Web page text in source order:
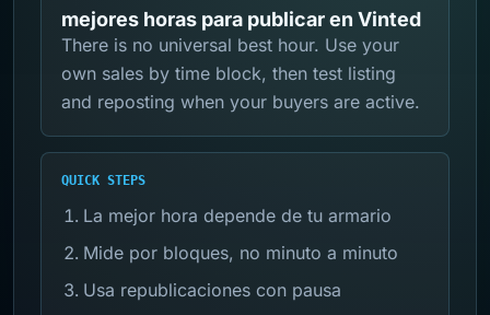
mejores horas para publicar en Vinted
There is no universal best hour. Use your
own sales by time block, then test listing
and reposting when your buyers are active.
QUICK STEPS
La mejor hora depende de tu armario
Mide por bloques, no minuto a minuto
Usa republicaciones con pausa